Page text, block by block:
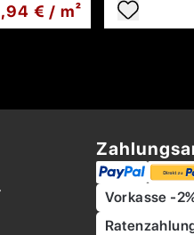
€ / m²
Vorkasse -